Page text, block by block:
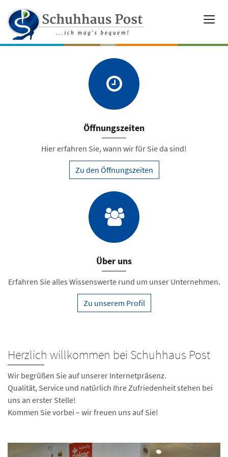
Öffnungszeiten
Hier erfahren Sie, wann wir für Sie da sind!
Zu den Öffnungszeiten
Über uns
Erfahren Sie alles Wissenswerte rund um unser Unternehmen.
Zu unserem Profil
Herzlich willkommen bei Schuhhaus Post
Wir begrüßen Sie auf unserer Internetpräsenz.
Qualität, Service und natürlich Ihre Zufriedenheit stehen bei
uns an erster Stelle!
Kommen Sie vorbei – wir freuen uns auf Sie!